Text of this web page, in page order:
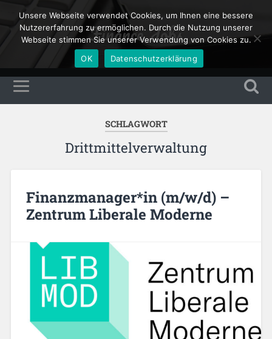
Finance Jobs
SCHLAGWORT
Drittmittelverwaltung
Finanzmanager*in (m/w/d) –
Zentrum Liberale Moderne
Unsere Webseite verwendet Cookies, um Ihnen eine bessere
Nutzererfahrung zu ermöglichen. Durch die Nutzung unserer
Webseite stimmen Sie unserer Verwendung von Cookies zu.
OK
Datenschutzerklärung